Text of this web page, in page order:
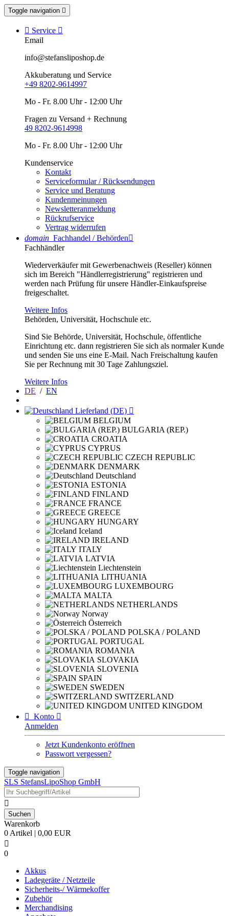
Toggle navigation 
 Service 
Email
info@stefansliposhop.de
Akkuberatung und Service
+49 8202-9614997
Mo - Fr. 8.00 Uhr - 12:00 Uhr
Fragen zu Versand + Rechnung
49 8202-9614998
Mo - Fr. 8.00 Uhr - 12:00 Uhr
Kundenservice
Kontakt
Serviceformular / Rücksendungen
Service und Beratung
Kundenmeinungen
Newsletteranmeldung
Rückrufservice
Vertrag widerrufen
domain Fachhandel / Behörden
Fachhändler
Wiederverkäufer mit Gewerbenachweis (Reseller) können
sich im Bereich "Händlerregistrierung" registrieren und
werden nach Prüfung für unsere Händler-Einkaufspreise
freigeschaltet.
Weitere Infos
Behörden, Universität, Hochschule etc.
Sind Sie Behörde, Universität, Hochschule, öffentliche
Einrichtung etc. dann registrieren Sie sich als normaler Kunde
und senden Sie uns eine E-Mail. Nach Freischaltung kaufen
Sie per Rechnung mit 30 Tage Zahlungsziel.
Weitere Infos
DE / EN
Lieferland (DE) 
BELGIUM
BULGARIA (REP.)
CROATIA
CYPRUS
CZECH REPUBLIC
DENMARK
Deutschland
ESTONIA
FINLAND
FRANCE
GREECE
HUNGARY
Iceland
IRELAND
ITALY
LATVIA
Liechtenstein
LITHUANIA
LUXEMBOURG
MALTA
NETHERLANDS
Norway
Österreich
POLSKA / POLAND
PORTUGAL
ROMANIA
SLOVAKIA
SLOVENIA
SPAIN
SWEDEN
SWITZERLAND
UNITED KINGDOM
 Konto 
Anmelden
Jetzt Kundenkonto eröffnen
Passwort vergessen?
Toggle navigation
SLS StefansLipoShop GmbH

Warenkorb
0 Artikel | 0,00 EUR

0
Akkus
Ladegeräte / Netzteile
Sicherheits-/ Wärmekoffer
Zubehör
Merchandising